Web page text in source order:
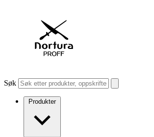
Søk
Produkter